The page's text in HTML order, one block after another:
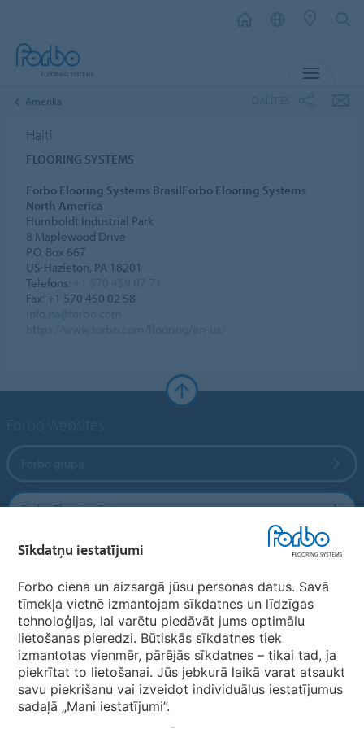
Amerika
Haiti
FLOORING SYSTEMS
Forbo Flooring Systems BrasilForbo Flooring Systems
North America
Humboldt Industrial Park
8 Maplewood Drive
P.O. Box 667
US-Hazleton, PA 18201
Telefons:
Fax: +1 570 450 02 58
Forbo Flooring Systems
Forbo Movement Systems
Valstu mājas lapas
Izvēlēties valsti
Sīkdatņu iestatījumi
Forbo ciena un aizsargā jūsu personas datus. Savā
tīmekļa vietnē izmantojam sīkdatnes un līdzīgas
tehnoloģijas, lai varētu piedāvāt jums optimālu
lietošanas pieredzi. Būtiskās sīkdatnes tiek
izmantotas vienmēr, pārējās sīkdatnes – tikai tad, ja
piekrītat to lietošanai. Jūs jebkurā laikā varat atsaukt
savu piekrišanu vai izveidot individuālus iestatījumus
sadaļā „Mani iestatījumi”.